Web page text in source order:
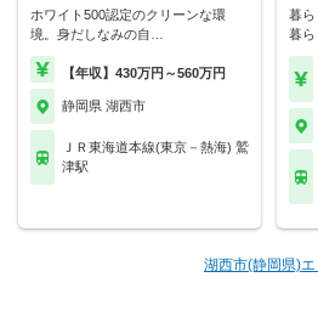
ホワイト500認定のクリーンな環
境。身だしなみの自…
【年収】430万円～560万円
静岡県 湖西市
ＪＲ東海道本線(東京－熱海) 鷲
津駅
暮ら
暮
湖西市(静岡県)